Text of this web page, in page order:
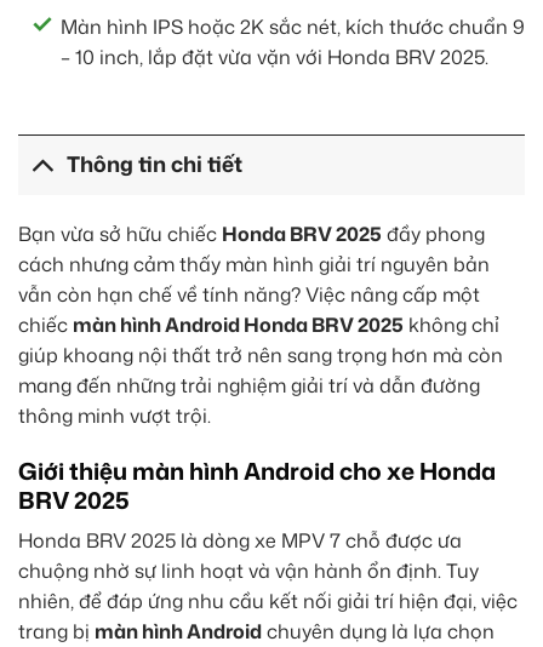
Màn hình IPS hoặc 2K sắc nét, kích thước chuẩn 9
– 10 inch, lắp đặt vừa vặn với Honda BRV 2025.
Thông tin chi tiết
Bạn vừa sở hữu chiếc Honda BRV 2025 đầy phong
cách nhưng cảm thấy màn hình giải trí nguyên bản
vẫn còn hạn chế về tính năng? Việc nâng cấp một
chiếc màn hình Android Honda BRV 2025 không chỉ
giúp khoang nội thất trở nên sang trọng hơn mà còn
mang đến những trải nghiệm giải trí và dẫn đường
thông minh vượt trội.
Giới thiệu màn hình Android cho xe Honda
BRV 2025
Honda BRV 2025 là dòng xe MPV 7 chỗ được ưa
chuộng nhờ sự linh hoạt và vận hành ổn định. Tuy
nhiên, để đáp ứng nhu cầu kết nối giải trí hiện đại, việc
trang bị màn hình Androidchuyên dụng là lựa chọn